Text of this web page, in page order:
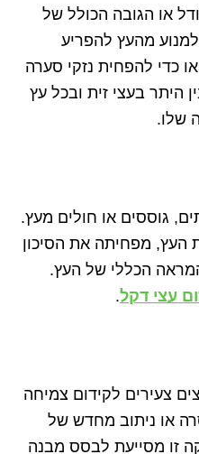
או הגובה הכולל של
מהעץ להפריע
כדי להפחית נזקי סערה
היתר בעצי זית ובכל עץ
שלו.
גוססים או חולים מעץ.
העץ, מפחיתה את הסיכון
הכללי של העץ.
עצי דקל.
צעירים לקידום צמיחה
או ניתוב מחדש של
זו מסייעת לבסס מבנה